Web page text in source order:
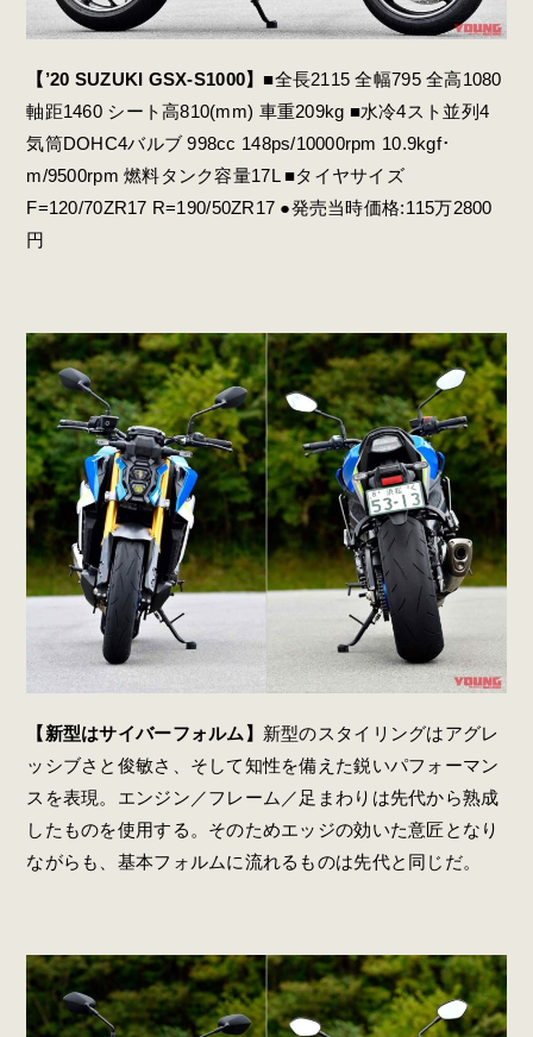
【’20 SUZUKI GSX-S1000】 ■全長2115 全幅795 全高1080
軸距1460 シート高810(mm) 車重209kg ■水冷4スト並列4
気筒DOHC4バルブ 998cc 148ps/10000rpm 10.9kgf･
m/9500rpm 燃料タンク容量17L ■タイヤサイズ
F=120/70ZR17 R=190/50ZR17 ●発売当時価格:115万2800
円
【新型はサイバーフォルム】 新型のスタイリングはアグレ
ッシブさと俊敏さ、そして知性を備えた鋭いパフォーマン
スを表現。エンジン／フレーム／足まわりは先代から熟成
したものを使用する。そのためエッジの効いた意匠となり
ながらも、基本フォルムに流れるものは先代と同じだ。